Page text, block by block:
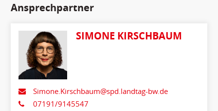
Ansprechpartner
SIMONE KIRSCHBAUM
Simone.Kirschbaum@spd.landtag-bw.de
07191/9145547